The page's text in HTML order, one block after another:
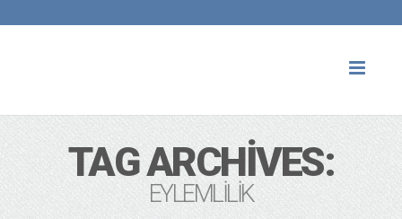
TAG ARCHIVES:
EYLEMLILIK